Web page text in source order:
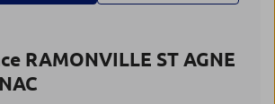
RAMONVILLE ST AGNE